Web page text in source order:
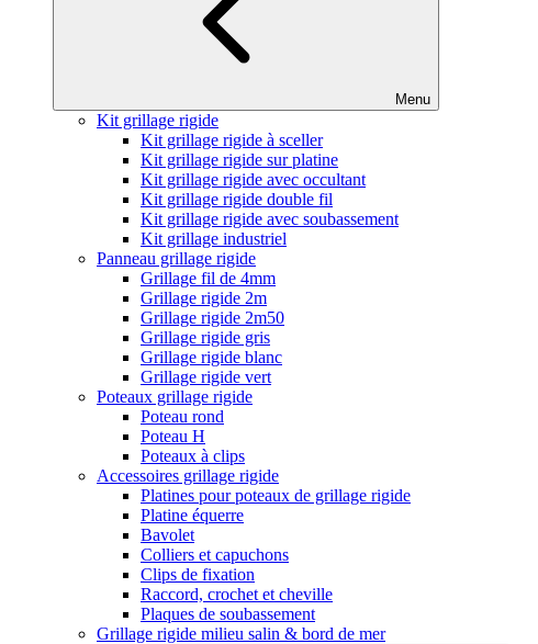
Menu
Kit grillage rigide
Kit grillage rigide à sceller
Kit grillage rigide sur platine
Kit grillage rigide avec occultant
Kit grillage rigide double fil
Kit grillage rigide avec soubassement
Kit grillage industriel
Panneau grillage rigide
Grillage fil de 4mm
Grillage rigide 2m
Grillage rigide 2m50
Grillage rigide gris
Grillage rigide blanc
Grillage rigide vert
Poteaux grillage rigide
Poteau rond
Poteau H
Poteaux à clips
Accessoires grillage rigide
Platines pour poteaux de grillage rigide
Platine équerre
Bavolet
Colliers et capuchons
Clips de fixation
Raccord, crochet et cheville
Plaques de soubassement
Grillage rigide milieu salin & bord de mer